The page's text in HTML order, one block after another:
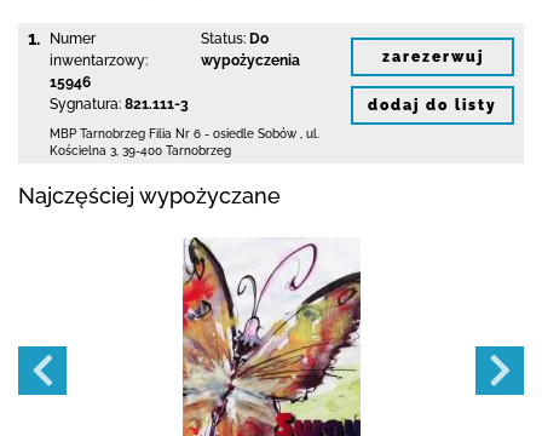
1.
Numer
inwentarzowy:
15946
Sygnatura: 821.111-3
Status: Do
wypożyczenia
MBP Tarnobrzeg Filia Nr 6 - osiedle Sobów
ul.
Kościelna 3 39-400 Tarnobrzeg
zarezerwuj
dodaj do listy
Najczęściej wypożyczane